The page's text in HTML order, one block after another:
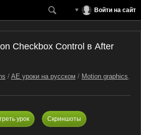
Войти на сайт
Checkbox Control в After
/ AE уроки на русском / Motion graphics,
урок Скриншоты